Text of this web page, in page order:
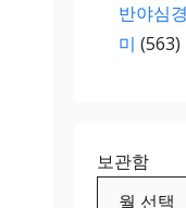
반야심
미 (563)
보관함